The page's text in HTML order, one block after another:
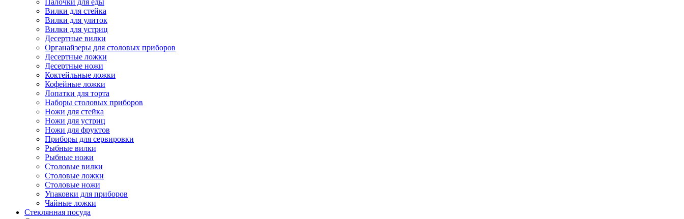
Вилки для стейка
Вилки для улиток
Вилки для устриц
Десертные вилки
Органайзеры для столовых приборов
Десертные ложки
Десертные ножи
Коктейльные ложки
Кофейные ложки
Лопатки для торта
Наборы столовых приборов
Ножи для стейка
Ножи для устриц
Ножи для фруктов
Приборы для сервировки
Рыбные вилки
Рыбные ножи
Столовые вилки
Столовые ложки
Столовые ножи
Упаковки для приборов
Чайные ложки
Стеклянная посуда